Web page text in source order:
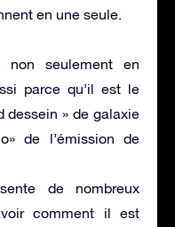
en une seule.
non seulement en
parce qu’il est le
dessein » de galaxie
de l’émission de
de nombreux
comment il est